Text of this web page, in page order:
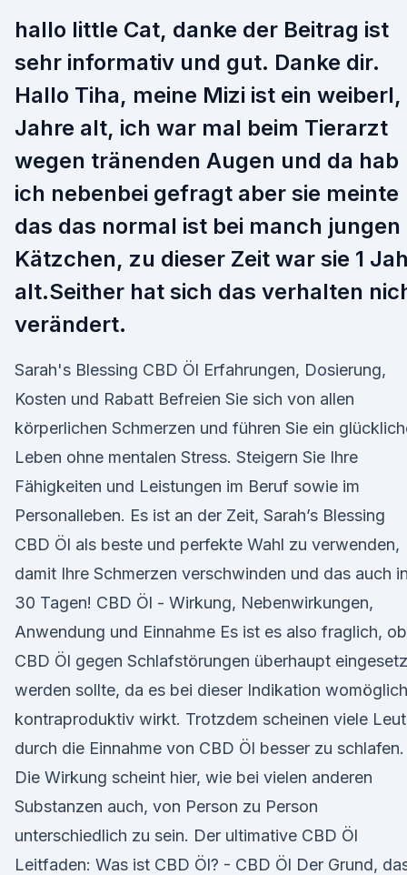
hallo little Cat, danke der Beitrag ist
sehr informativ und gut. Danke dir.
Hallo Tiha, meine Mizi ist ein weiberl,
Jahre alt, ich war mal beim Tierarzt
wegen tränenden Augen und da hab
ich nebenbei gefragt aber sie meinte
das das normal ist bei manch jungen
Kätzchen, zu dieser Zeit war sie 1
alt.Seither hat sich das verhalten
verändert.
Sarah's Blessing CBD Öl Erfahrungen, Dosierung,
Kosten und Rabatt Befreien Sie sich von allen
körperlichen Schmerzen und führen Sie ein
Leben ohne mentalen Stress. Steigern Sie Ihre
Fähigkeiten und Leistungen im Beruf sowie im
Personalleben. Es ist an der Zeit, Sarah’s Blessing
CBD Öl als beste und perfekte Wahl zu verwenden,
damit Ihre Schmerzen verschwinden und das auch in
30 Tagen! CBD Öl - Wirkung, Nebenwirkungen,
Anwendung und Einnahme Es ist es also fraglich, ob
CBD Öl gegen Schlafstörungen überhaupt
werden sollte, da es bei dieser Indikation womöglich
kontraproduktiv wirkt. Trotzdem scheinen viele
durch die Einnahme von CBD Öl besser zu schlafen.
Die Wirkung scheint hier, wie bei vielen anderen
Substanzen auch, von Person zu Person
unterschiedlich zu sein. Der ultimative CBD Öl
Leitfaden: Was ist CBD Öl? - CBD Öl Der Grund,